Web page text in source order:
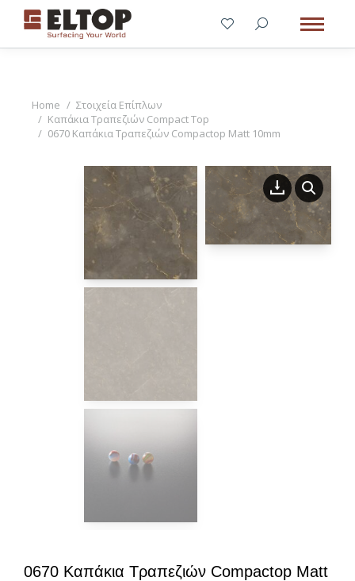
You are here:
Home
Στοιχεία Επίπλων
Καπάκια Τραπεζιών Compact Top
0670 Καπάκια Τραπεζιών Compactop Matt 10mm
0670 Καπάκια Τραπεζιών Compactop Matt